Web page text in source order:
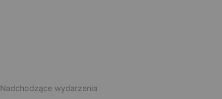
Nadchodzące wydarzenia